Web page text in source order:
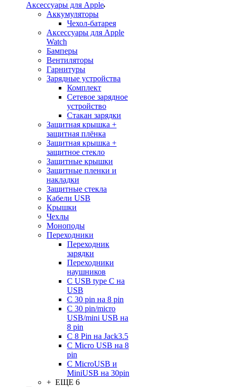
Аксессуары для Apple
Аккумуляторы
Чехол-батарея
Аксессуары для Apple
Watch
Бамперы
Вентиляторы
Гарнитуры
Зарядные устройства
Комплект
Сетевое зарядное
устройство
Стакан зарядки
Защитная крышка +
защитная плёнка
Защитная крышка +
защитное стекло
Защитные крышки
Защитные пленки и
накладки
Защитные стекла
Кабели USB
Крышки
Чехлы
Моноподы
Переходники
Переходник
зарядки
Переходники
наушников
С USB type C на
USB
С 30 pin на 8 pin
С 30 pin/micro
USB/mini USB на
8 pin
С 8 Pin на Jack3.5
С Micro USB на 8
pin
С MicroUSB и
MiniUSB на 30pin
+ ЕЩЕ 6